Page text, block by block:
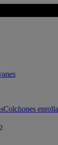
Colchones